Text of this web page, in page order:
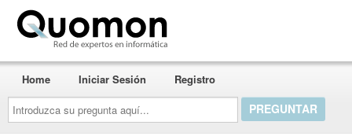
Introduzca
su
pregunta
aquí...
Home Iniciar Sesión Registro